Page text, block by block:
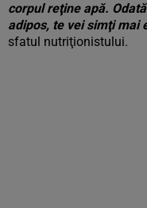
corpul reţine apă.
adipos, te vei simţi mai
sfatul nutriţionistului.